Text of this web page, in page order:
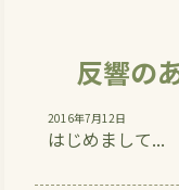
反響の
2016年7月12日
はじめまして...